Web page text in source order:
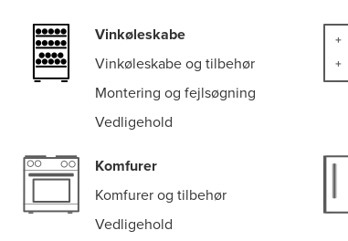
Vinkøleskabe
Vinkøleskabe og tilbehør
Montering og fejlsøgning
Vedligehold
Komfurer
Komfurer og tilbehør
Vedligehold